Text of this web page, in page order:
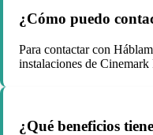
¿Cómo puedo
Para contactar con
instalaciones de Cinemark
¿Qué beneficios